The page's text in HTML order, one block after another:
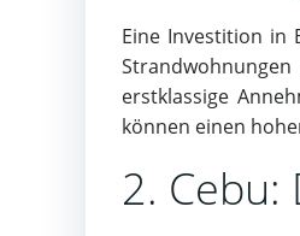
Eine Investition in
erstklassige
können einen
2. Cebu: